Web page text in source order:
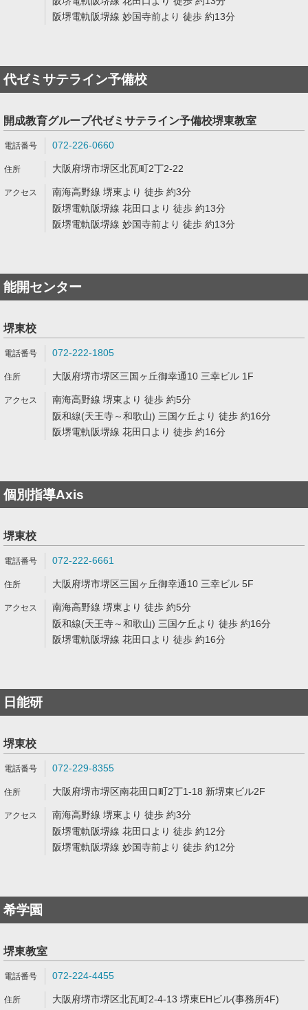
阪堺電軌阪堺線 妙国寺前より 徒歩 約13分
代ゼミサテライン予備校
開成教育グループ代ゼミサテライン予備校堺東教室
072-226-0660
大阪府堺市堺区北瓦町2丁2-22
南海高野線 堺東より 徒歩 約3分
阪堺電軌阪堺線 花田口より 徒歩 約13分
阪堺電軌阪堺線 妙国寺前より 徒歩 約13分
能開センター
堺東校
072-222-1805
大阪府堺市堺区三国ヶ丘御幸通10 三幸ビル 1F
南海高野線 堺東より 徒歩 約5分
阪和線(天王寺～和歌山) 三国ケ丘より 徒歩 約16分
阪堺電軌阪堺線 花田口より 徒歩 約16分
個別指導Axis
堺東校
072-222-6661
大阪府堺市堺区三国ヶ丘御幸通10 三幸ビル 5F
南海高野線 堺東より 徒歩 約5分
阪和線(天王寺～和歌山) 三国ケ丘より 徒歩 約16分
阪堺電軌阪堺線 花田口より 徒歩 約16分
日能研
堺東校
072-229-8355
大阪府堺市堺区南花田口町2丁1-18 新堺東ビル2F
南海高野線 堺東より 徒歩 約3分
阪堺電軌阪堺線 花田口より 徒歩 約12分
阪堺電軌阪堺線 妙国寺前より 徒歩 約12分
希学園
堺東教室
072-224-4455
大阪府堺市堺区北瓦町2-4-13 堺東EHビル(事務所4F)